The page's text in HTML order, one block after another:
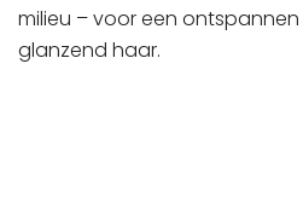
milieu – voor een
glanzend haar.